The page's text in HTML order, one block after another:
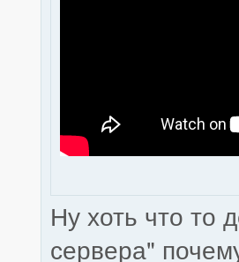
Ну хоть что то
сервера"